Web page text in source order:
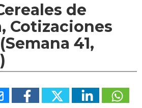
de
Cotizaciones
41,